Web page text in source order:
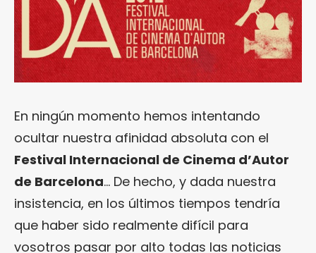
En ningún momento hemos intentando
ocultar nuestra afinidad absoluta con el
Festival Internacional de Cinema d’Autor
de Barcelona… De hecho, y dada nuestra
insistencia, en los últimos tiempos tendría
que haber sido realmente difícil para
vosotros pasar por alto todas las noticias